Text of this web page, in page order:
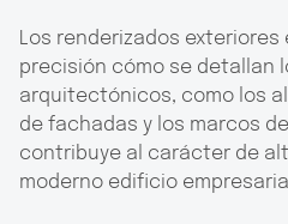
Los renderizados exteriores
precisión cómo se detallan
arquitectónicos, como los
de fachadas y los marcos
contribuye al carácter de
moderno edificio